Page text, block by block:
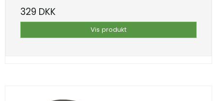
329 DKK
Vis produkt